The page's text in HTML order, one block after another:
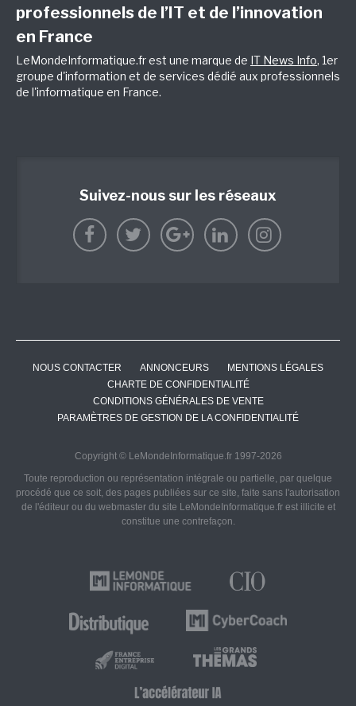
professionnels de l’IT et de l’innovation
en France
LeMondeInformatique.fr est une marque de IT News Info, 1er
groupe d'information et de services dédié aux professionnels
de l'informatique en France.
Suivez-nous sur les réseaux
NOUS CONTACTER ANNONCEURS
MENTIONS LÉGALES
CHARTE DE CONFIDENTIALITÉ
CONDITIONS GÉNÉRALES DE VENTE
PARAMÈTRES DE GESTION DE LA CONFIDENTIALITÉ
Copyright © LeMondeInformatique.fr 1997-2026
Toute reproduction ou représentation intégrale ou partielle, par quelque
procédé que ce soit, des pages publiées sur ce site, faite sans l'autorisation
de l'éditeur ou du webmaster du site LeMondeInformatique.fr est illicite et
constitue une contrefaçon.